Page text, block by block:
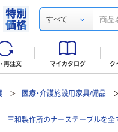
すべて
再注文 マイカタログ ク
医療・介護施設用家具/備品
三和製作所のナーステーブルを全